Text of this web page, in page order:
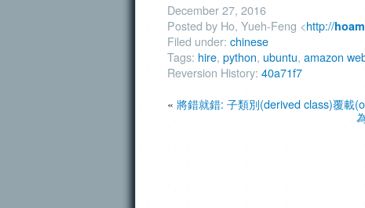
December 27, 2016
Posted by Ho, Yueh-Feng <http://
Filed under: chinese
Tags: hire, python, ubuntu, amazon
Reversion History: 40a71f7
« 將錯就錯: 子類別(derived class)覆載